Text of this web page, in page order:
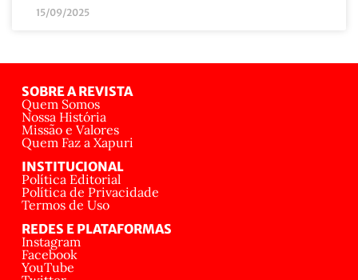
15/09/2025
SOBRE A REVISTA
Quem Somos
Nossa História
Missão e Valores
Quem Faz a Xapuri
INSTITUCIONAL
Política Editorial
Política de Privacidade
Termos de Uso
REDES E PLATAFORMAS
Instagram
Facebook
YouTube